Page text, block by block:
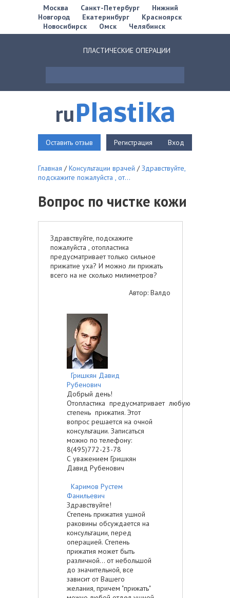
Москва Санкт-Петербург
Нижний
Новгород
Екатеринбург
Красноярск
Новосибирск
Омск Челябинск
ПЛАСТИЧЕСКИЕ ОПЕРАЦИИ
ruPlastika
Оставить отзыв Регистрация Вход
Главная /Консультации врачей /Здравствуйте,
подскажите пожалуйста , от...
Вопрос по чистке кожи
Здравствуйте, подскажите
пожалуйста , отопластика
предусматривает только сильное
прижатие уха? И можно ли прижать
всего на не сколько милиметров?
Автор: Валдо
Гришкян Давид
Рубенович
Добрый день!
Отопластика предусматривает любую
степень прижатия. Этот
вопрос решается на очной
консультации. Записаться
можно по телефону:
8(495)772-23-78
С уважением Гришкян
Давид Рубенович
Каримов Рустем
Фанильевич
Здравствуйте!
Степень прижатия ушной
раковины обсуждается на
консультации, перед
операцией. Степень
прижатия может быть
различной... от небольшой
до значительной, все
зависит от Вашего
желания, причем "прижать"